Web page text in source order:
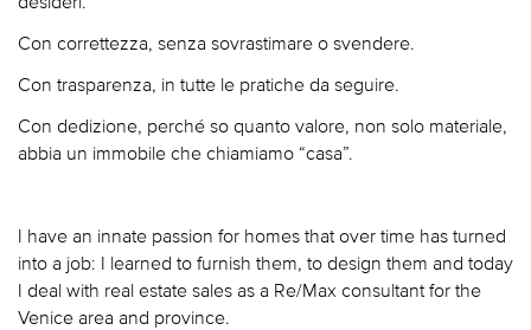
Con correttezza, senza sovrastimare o svendere.
Con trasparenza, in tutte le pratiche da seguire.
Con dedizione, perché so quanto valore, non solo materiale,
abbia un immobile che chiamiamo “casa”.
I have an innate passion for homes that over time has turned
into a job: I learned to furnish them, to design them and today
I deal with real estate sales as a Re/Max consultant for the
Venice area and province.